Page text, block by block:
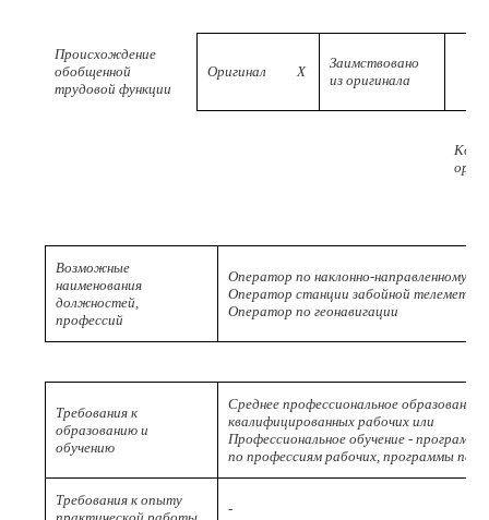
Происхождение
обобщенной
трудовой функции
Оригинал X
Заимствовано
из оригинала
Код
Возможные
наименования
должностей,
профессий
Оператор по наклонно-направленному
Оператор станции забойной
Оператор по геонавигации
Требования к
образованию и
обучению
Среднее профессиональное
квалифицированных рабочих или
Профессиональное обучение -
по профессиям рабочих, программы
Требования к опыту
-